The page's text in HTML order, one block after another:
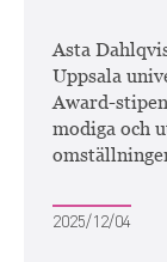
Asta
Uppsala
Award-
modiga och
2025/12/04